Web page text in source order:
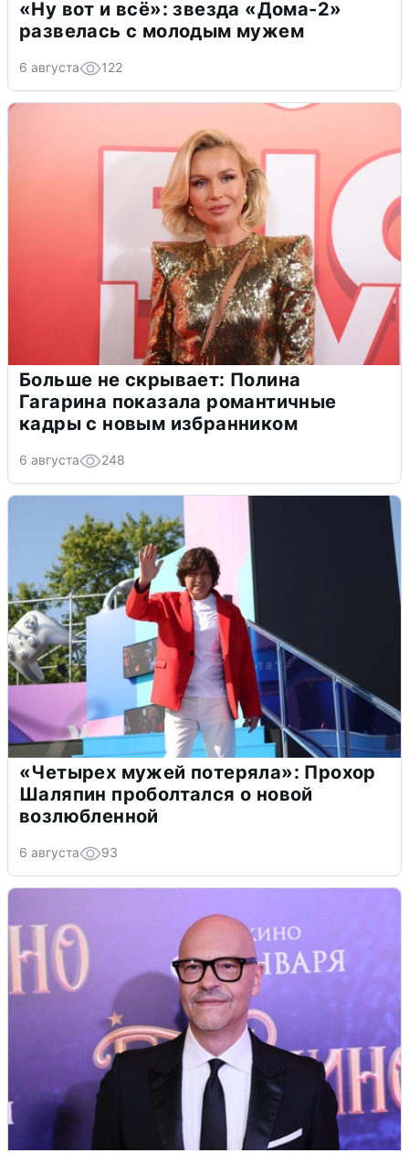
«Ну вот и всё»: звезда «Дома-2»
развелась с молодым мужем
6 августа 122
Больше не скрывает: Полина
Гагарина показала романтичные
кадры с новым избранником
6 августа 248
«Четырех мужей потеряла»: Прохор
Шаляпин проболтался о новой
возлюбленной
6 августа 93